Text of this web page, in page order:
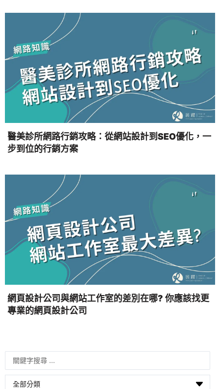
醫美診所網路行銷攻略：從網站設計到SEO優化，一
步到位的行銷方案
網頁設計公司與網站工作室的差別在哪? 你應該找更
專業的網頁設計公司